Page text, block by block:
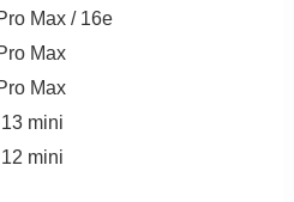
Max / 16e
Max
Max
mini
mini